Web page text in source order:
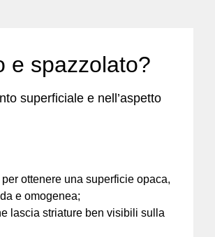
e spazzolato?
superficiale e nell’aspetto
ottenere una superficie opaca,
e omogenea;
lascia striature ben visibili sulla